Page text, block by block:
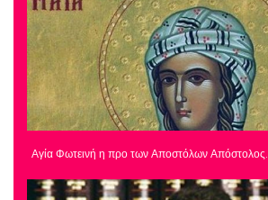
Αγία Φωτεινή η προ των Αποστόλων Απόστολος.